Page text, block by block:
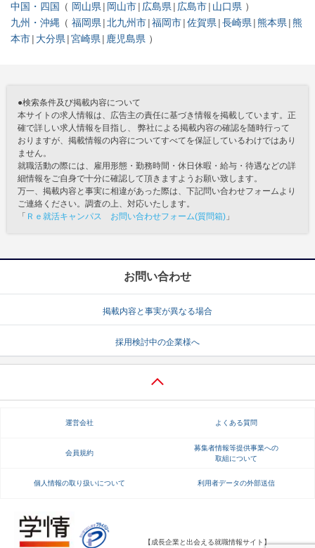
中国・四国
岡山県 岡山市 広島県 広島市 山口県
九州・沖縄
福岡県 北九州市 福岡市 佐賀県 長崎県 熊本県 熊
本市 大分県 宮崎県 鹿児島県
●検索条件及び掲載内容について
本サイトの求人情報は、広告主の責任に基づき情報を掲載しています。正
確で詳しい求人情報を目指し、 弊社による掲載内容の確認を随時行って
おりますが、掲載情報の内容についてすべてを保証しているわけではあり
ません。
就職活動の際には、雇用形態・勤務時間・休日休暇・給与・待遇などの詳
細情報をご自身で十分に確認して頂きますようお願い致します。
万一、掲載内容と事実に相違があった際は、下記問い合わせフォームより
ご連絡ください。調査の上、対応いたします。
「 Ｒｅ就活キャンパス お問い合わせフォーム(質問箱) 」
お問い合わせ
掲載内容と事実が異なる場合
採用検討中の企業様へ
運営会社 よくある質問
会員規約
募集者情報等提供事業への
取組について
個人情報の取り扱いについて 利用者データの外部送信
【成長企業と出会える就職情報サイト】